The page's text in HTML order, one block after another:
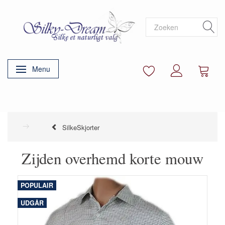
Navigatie in-/uitschakelen
Menu
SilkeSkjorter
Zijden overhemd korte mouw
POPULAIR
UDGÅR